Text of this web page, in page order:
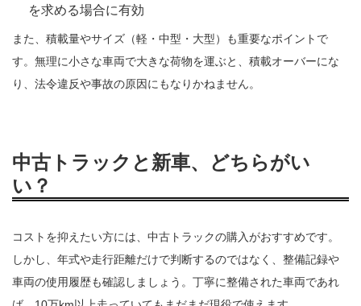
を求める場合に有効
また、積載量やサイズ（軽・中型・大型）も重要なポイントで
す。無理に小さな車両で大きな荷物を運ぶと、積載オーバーにな
り、法令違反や事故の原因にもなりかねません。
中古トラックと新車、どちらがい
い？
コストを抑えたい方には、中古トラックの購入がおすすめです。
しかし、年式や走行距離だけで判断するのではなく、整備記録や
車両の使用履歴も確認しましょう。丁寧に整備された車両であれ